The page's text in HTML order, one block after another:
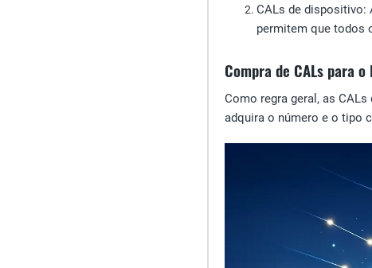
CALs de dispositivo:
permitem que todos
Compra de CALs para
Como regra geral, as
adquira o número e o tipo